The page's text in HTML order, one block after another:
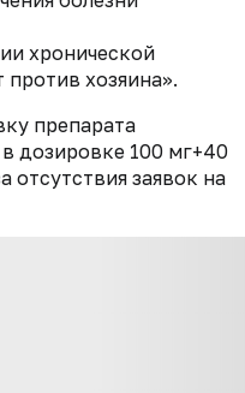
хронической
против хозяина».
препарата
дозировке 100 мг+40
отсутствия заявок на